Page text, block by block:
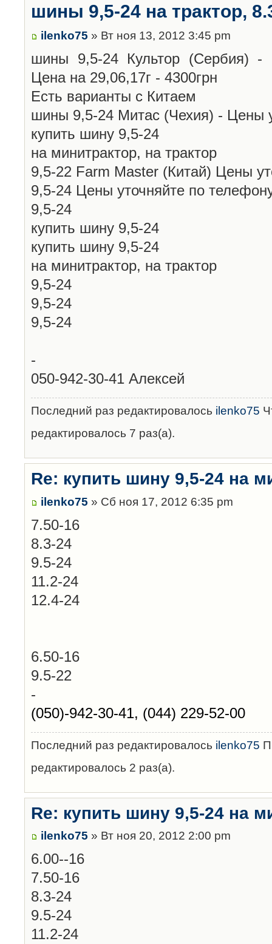
шины 9,5-24 на трактор,
ilenko75 » Вт ноя 13, 2012 3:45 pm
шины 9,5-24 Культор (Сербия) -
Цена на 29,06,17г - 4300грн
Есть варианты с Китаем
шины 9,5-24 Митас (Чехия) - Цены
купить шину 9,5-24
на минитрактор, на трактор
9,5-22 Farm Master (Китай) Цены
9,5-24 Цены уточняйте по
9,5-24
купить шину 9,5-24
купить шину 9,5-24
на минитрактор, на трактор
9,5-24
9,5-24
9,5-24
-
050-942-30-41 Алексей
Последний раз редактировалось ilenko75
редактировалось 7 раз(а).
Re: купить шину 9,5-24 на
ilenko75 » Сб ноя 17, 2012 6:35 pm
7.50-16
8.3-24
9.5-24
11.2-24
12.4-24
6.50-16
9.5-22
-
(050)-942-30-41, (044) 229-52-00
Последний раз редактировалось ilenko75
редактировалось 2 раз(а).
Re: купить шину 9,5-24 на
ilenko75 » Вт ноя 20, 2012 2:00 pm
6.00--16
7.50-16
8.3-24
9.5-24
11.2-24